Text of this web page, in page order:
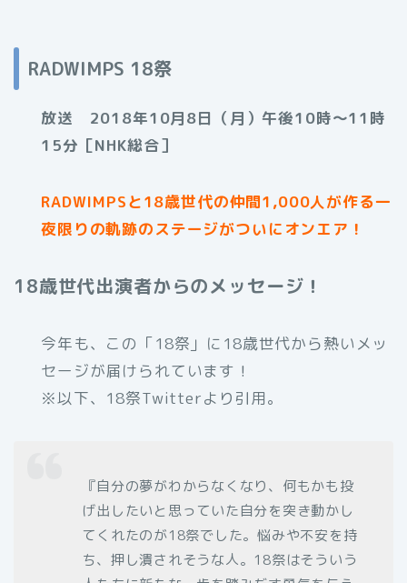
RADWIMPS 18祭
放送 2018年10月8日（月）午後10時～11時
15分［NHK総合］
RADWIMPSと18歳世代の仲間1,000人が作る一
夜限りの軌跡のステージがついにオンエア！
18歳世代出演者からのメッセージ！
今年も、この「18祭」に18歳世代から熱いメッ
セージが届けられています！
※以下、18祭Twitterより引用。
『自分の夢がわからなくなり、何もかも投
げ出したいと思っていた自分を突き動かし
てくれたのが18祭でした。悩みや不安を持
ち、押し潰されそうな人。18祭はそういう